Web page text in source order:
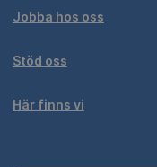
Jobba hos oss
Stöd oss
Här finns vi